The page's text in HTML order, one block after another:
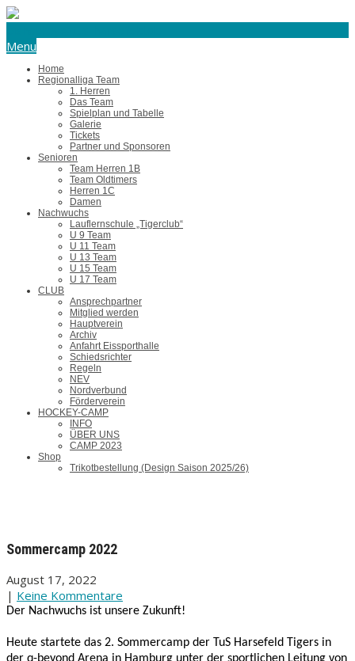
Menu
Home
Regionalliga Team
1. Herren
Das Team
Spielplan und Tabelle
Galerie
Tickets
Partner und Sponsoren
Senioren
Team Herren 1B
Team Oldtimers
Herren 1C
Damen
Nachwuchs
Lauflernschule „Tigerclub“
U 9 Team
U 11 Team
U 13 Team
U 15 Team
U 17 Team
CLUB
Ansprechpartner
Mitglied werden
Hauptverein
Archiv
Anfahrt Eissporthalle
Schiedsrichter
Regeln
NEV
Nordverbund
Förderverein
HOCKEY-CAMP
INFO
ÜBER UNS
CAMP 2023
Shop
Trikotbestellung (Design Saison 2025/26)
Sommercamp 2022
August 17, 2022
| Keine Kommentare
Der Nachwuchs ist unsere Zukunft!
Heute startete das 2. Sommercamp der TuS Harsefeld Tigers in